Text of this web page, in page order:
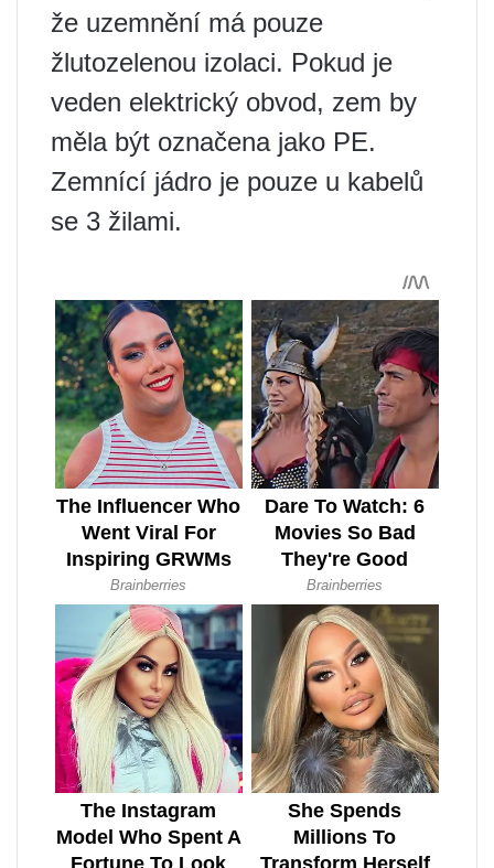
že uzemnění má pouze
žlutozelenou izolaci. Pokud je
veden elektrický obvod, zem by
měla být označena jako PE.
Zemnící jádro je pouze u kabelů
se 3 žilami.